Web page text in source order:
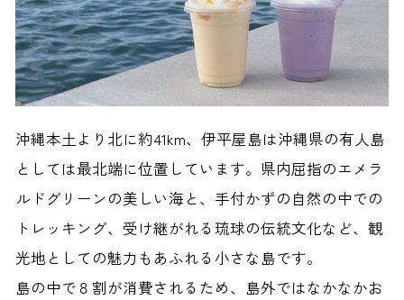
沖縄本土より北に約41km、伊平屋島は沖縄県の有人島
としては最北端に位置しています。県内屈指のエメラ
ルドグリーンの美しい海と、手付かずの自然の中での
トレッキング、受け継がれる琉球の伝統文化など、観
光地としての魅力もあふれる小さな島です。
島の中で８割が消費されるため、島外ではなかなかお